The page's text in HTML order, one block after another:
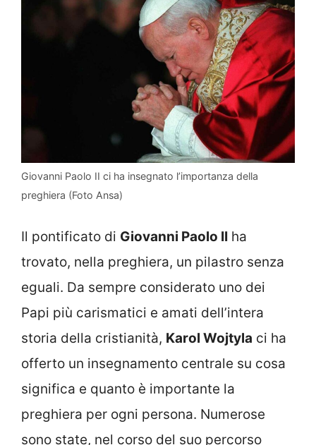
Giovanni Paolo II ci ha insegnato l’importanza della
preghiera (Foto Ansa)
Il pontificato di Giovanni Paolo II ha
trovato, nella preghiera, un pilastro senza
eguali. Da sempre considerato uno dei
Papi più carismatici e amati dell’intera
storia della cristianità, Karol Wojtyla ci ha
offerto un insegnamento centrale su cosa
significa e quanto è importante la
preghiera per ogni persona. Numerose
sono state, nel corso del suo percorso